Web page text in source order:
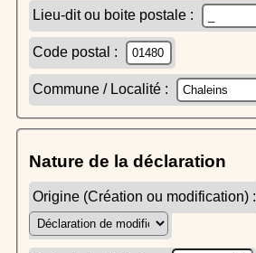
Lieu-dit ou boite postale :
Code postal :
Commune / Localité :
Nature de la déclaration
Origine (Création ou modification) :